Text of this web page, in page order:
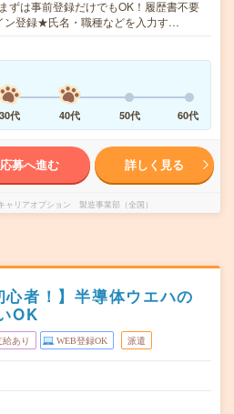
ずは事前登録だけでもOK！履歴書不要
ン登録★氏名・職種などを入力す…
30代 40代 50代 60代
応募へ進む 詳しく見る
ャリアオプション 製造事業部（全国）
心者！】半導体ウエハの
OK
あり WEB登録OK 派遣